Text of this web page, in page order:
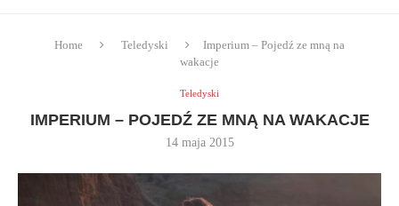
Home Teledyski
Imperium – Pojedź ze mną na
wakacje
Teledyski
IMPERIUM – POJEDŹ ZE MNĄ NA WAKACJE
14 maja 2015